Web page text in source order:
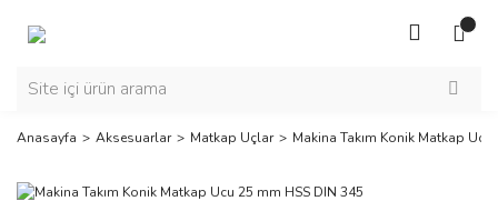
Anasayfa Aksesuarlar Matkap Uçlar Makina Takım Konik Matkap